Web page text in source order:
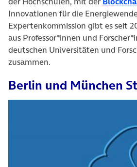
Innovationen für die
Expertenkommission gibt es seit
aus Professor*innen und
deutschen Universitäten und
zusammen.
Berlin und München